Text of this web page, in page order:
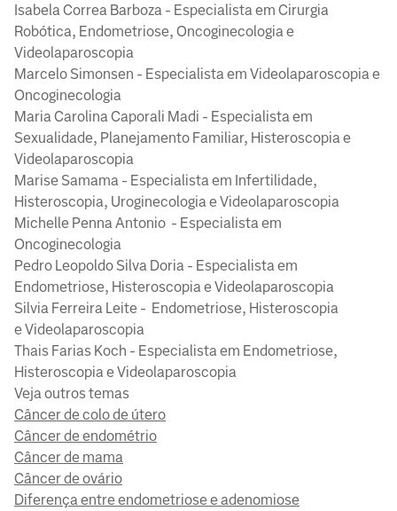
Isabela Correa Barboza - Especialista em Cirurgia
Robótica, Endometriose, Oncoginecologia e
Videolaparoscopia
Marcelo Simonsen - Especialista em Videolaparoscopia e
Oncoginecologia
Maria Carolina Caporali Madi - Especialista em
Sexualidade, Planejamento Familiar, Histeroscopia e
Videolaparoscopia
Marise Samama - Especialista em Infertilidade,
Histeroscopia, Uroginecologia e Videolaparoscopia
Michelle Penna Antonio - Especialista em
Oncoginecologia
Pedro Leopoldo Silva Doria - Especialista em
Endometriose, Histeroscopia e Videolaparoscopia
Silvia Ferreira Leite - Endometriose, Histeroscopia
e Videolaparoscopia
Thais Farias Koch - Especialista em Endometriose,
Histeroscopia e Videolaparoscopia
Veja outros temas
Câncer de colo de útero
Câncer de endométrio
Câncer de mama
Câncer de ovário
Diferença entre endometriose e adenomiose